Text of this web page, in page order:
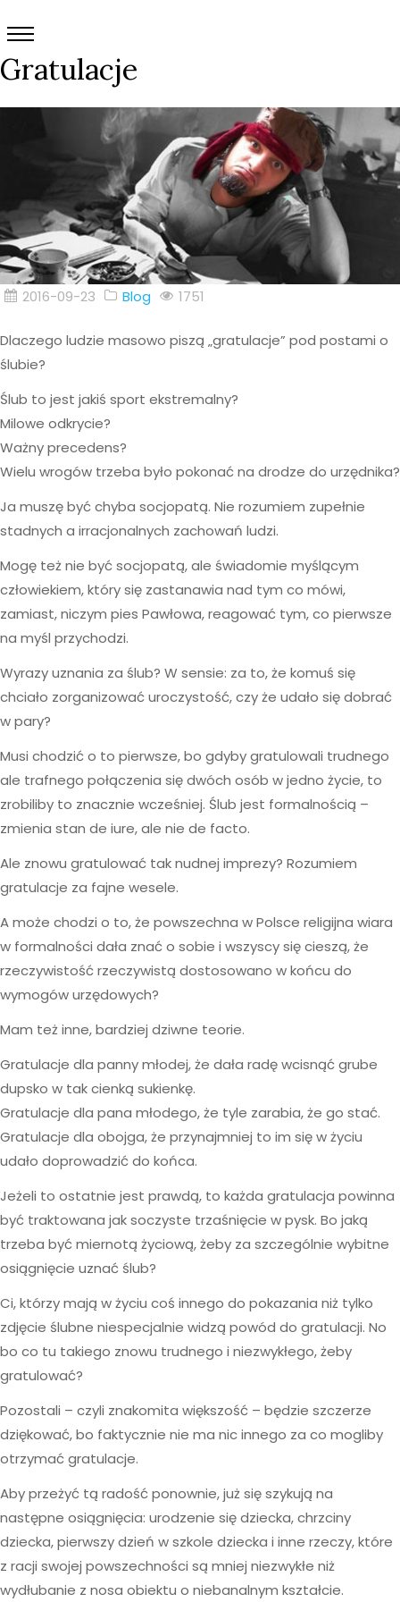
Gratulacje
2016-09-23 Blog 1751
Dlaczego ludzie masowo piszą „gratulacje” pod postami o
ślubie?
Ślub to jest jakiś sport ekstremalny?
Milowe odkrycie?
Ważny precedens?
Wielu wrogów trzeba było pokonać na drodze do urzędnika?
Ja muszę być chyba socjopatą. Nie rozumiem zupełnie
stadnych a irracjonalnych zachowań ludzi.
Mogę też nie być socjopatą, ale świadomie myślącym
człowiekiem, który się zastanawia nad tym co mówi,
zamiast, niczym pies Pawłowa, reagować tym, co pierwsze
na myśl przychodzi.
Wyrazy uznania za ślub? W sensie: za to, że komuś się
chciało zorganizować uroczystość, czy że udało się dobrać
w pary?
Musi chodzić o to pierwsze, bo gdyby gratulowali trudnego
ale trafnego połączenia się dwóch osób w jedno życie, to
zrobiliby to znacznie wcześniej. Ślub jest formalnością –
zmienia stan de iure, ale nie de facto.
Ale znowu gratulować tak nudnej imprezy? Rozumiem
gratulacje za fajne wesele.
A może chodzi o to, że powszechna w Polsce religijna wiara
w formalności dała znać o sobie i wszyscy się cieszą, że
rzeczywistość rzeczywistą dostosowano w końcu do
wymogów urzędowych?
Mam też inne, bardziej dziwne teorie.
Gratulacje dla panny młodej, że dała radę wcisnąć grube
dupsko w tak cienką sukienkę.
Gratulacje dla pana młodego, że tyle zarabia, że go stać.
Gratulacje dla obojga, że przynajmniej to im się w życiu
udało doprowadzić do końca.
Jeżeli to ostatnie jest prawdą, to każda gratulacja powinna
być traktowana jak soczyste trzaśnięcie w pysk. Bo jaką
trzeba być miernotą życiową, żeby za szczególnie wybitne
osiągnięcie uznać ślub?
Ci, którzy mają w życiu coś innego do pokazania niż tylko
zdjęcie ślubne niespecjalnie widzą powód do gratulacji. No
bo co tu takiego znowu trudnego i niezwykłego, żeby
gratulować?
Pozostali – czyli znakomita większość – będzie szczerze
dziękować, bo faktycznie nie ma nic innego za co mogliby
otrzymać gratulacje.
Aby przeżyć tą radość ponownie, już się szykują na
następne osiągnięcia: urodzenie się dziecka, chrzciny
dziecka, pierwszy dzień w szkole dziecka i inne rzeczy, które
z racji swojej powszechności są mniej niezwykłe niż
wydłubanie z nosa obiektu o niebanalnym kształcie.